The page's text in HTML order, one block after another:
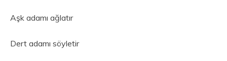
Aşk adamı ağlatır
Dert adamı söyletir